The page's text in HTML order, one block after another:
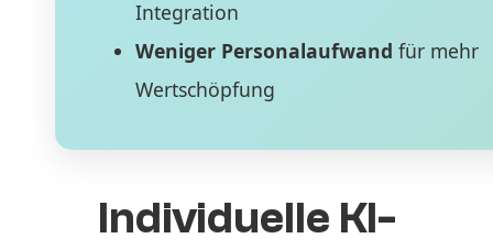
Integration
Weniger Personalaufwand für mehr
Wertschöpfung
Individuelle KI-